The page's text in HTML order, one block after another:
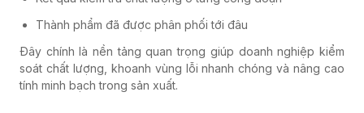
Thành phẩm đã được phân phối tới đâu
Đây chính là nền tảng quan trọng giúp doanh nghiệp kiểm
soát chất lượng, khoanh vùng lỗi nhanh chóng và nâng cao
tính minh bạch trong sản xuất.